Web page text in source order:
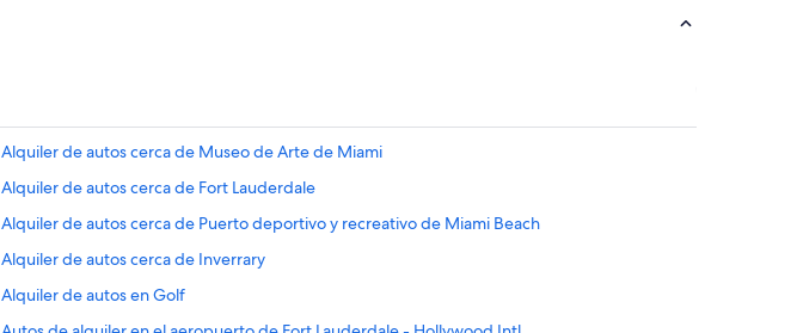
Alquiler de autos cerca de Museo de Arte de Miami
Alquiler de autos cerca de Fort Lauderdale
Alquiler de autos cerca de Puerto deportivo y recreativo de Miami Beach
Alquiler de autos cerca de Inverrary
Alquiler de autos en Golf